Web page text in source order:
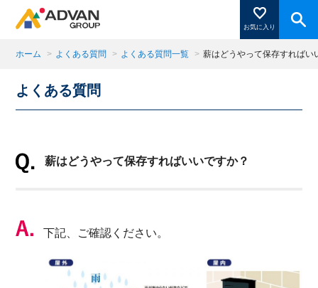
お気に入り
商品ページにある「お気に入り登録」を押すと登録した
商品がここに表示されます。
ホーム > よくある質問 > よくある質問一覧 > 薪はどうやって保存すればい
よくある質問
薪はどうやって保存すればいいですか？
下記、ご確認ください。